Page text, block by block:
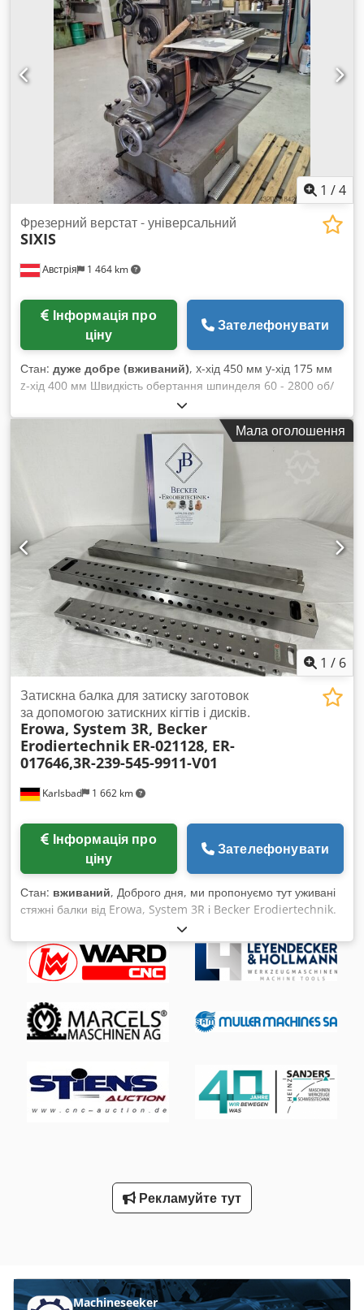
обертається приблизно: 45° вправо/вліво Діапазон обертів:
50 - 2 240 / 24 ступеня об/хв Подача: 25 - 1 120 / 24
ступеня мм/хв Загальна потужність: 3,2 кВт Chsdju Nc
Uujpfx Apmoa Вага приблизно: 1390 кг Габарити верстата
ДхШхВ: 1,7 x 1,5 x 1,7 м - Відстань між віссю шпинделя /
монтажною поверхнею вертикально: мін/макс: 50 / 350 мм -
Відстань між носиком шпинделя / монтажною поверхнею
горизонтально: мін/макс: 0 / 350 мм - Робочий хід
фрезерної балки: 600 мм - без контрпідпору - включає
машинні лещата *
1 /4
Австрія 1 464 km
Фрезерний верстат - універсальний
SIXIS
ціну
Зателефонувати
Стан: дуже добре (вживаний), x-хід 450 мм y-хід 175 мм
z-хід 400 мм Швидкість обертання шпинделя 60 - 2800 об/
хв Кріплення інструмента ISO SK-30 Вага верстата
приблизно 1 т Chodpovwgn Defx Apmsa Необхідний простір
приблизно 1,1 x 1 x 1,5 м Фрезерний верстат знаходиться у
дуже гарному доглянутому стані
Мала оголошення
1 / 6
Karlsbad 1 662 km
Затискна балка для затиску заготовок
за допомогою затискних кігтів і дисків.
Erowa, System 3R, Becker
Erodiertechnik ER-021128, ER-
017646,3R-239-545-9911-V01
ціну
Зателефонувати
Стан: вживаний, Доброго дня, ми пропонуємо тут уживані
стяжні балки від Erowa, System 3R і Becker Erodiertechnik.
Ці стяжні балки підходять для дротової ерозії. Доступні
наступні позиції: ER-017646 ER-017647 ER-017648 ER-
021128 ER-021127 System 3R 3R-239-545-9911-V01 Becker
Erodiertechnik SB430-SB680 Затискні пристрої мають сліди
стані. Можливий також продаж окремих одиниць. Запасні
частини та аксесуари в наявності. Є питання? Ми з радістю
надамо консультацію. Chedetk N E Aepfx Apmea
Рекламуйте тут
Machineseeker